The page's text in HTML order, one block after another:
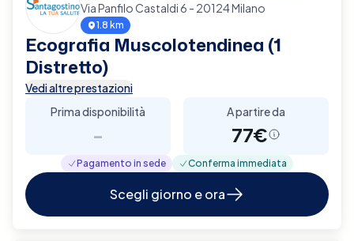
Via Panfilo Castaldi 6 - 20124 Milano
1.8 km
Ecografia Muscolotendinea (1
Distretto)
Vedi altre prestazioni
Prima disponibilità
-
A partire da
77€
Pagamento in sede Conferma immediata
Scegli giorno e ora